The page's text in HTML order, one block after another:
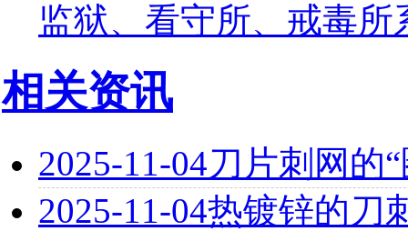
监狱、看守所、戒毒所
相关资讯
2025-11-04刀片刺网的
2025-11-04热镀锌的刀